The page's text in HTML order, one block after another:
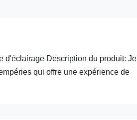
d'éclairage Description du produit: Je
qui offre une expérience de